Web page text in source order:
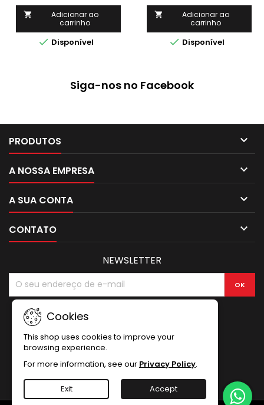

Adicionar ao
carrinho
 Disponível
POWERED

Adicionar ao
carrinho
 Disponível
Siga-nos no Facebook
PRODUTOS 
A NOSSA EMPRESA 
A SUA CONTA 
CONTATO 
Cookies
This shop uses cookies to improve your
browsing experience.
For more information, see our Privacy Policy.
Exit Accept
NEWSLETTER